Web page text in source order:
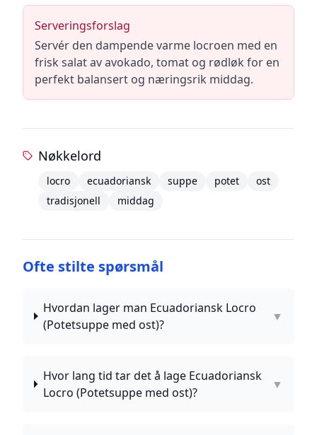
Serveringsforslag
Servér den dampende varme locroen med en
frisk salat av avokado, tomat og rødløk for en
perfekt balansert og næringsrik middag.
Nøkkelord
locro ecuadoriansk suppe potet
ost
tradisjonell
middag
Ofte stilte spørsmål
Hvordan lager man Ecuadoriansk Locro
(Potetsuppe med ost)?
▼
Hvor lang tid tar det å lage Ecuadoriansk
Locro (Potetsuppe med ost)?
▼